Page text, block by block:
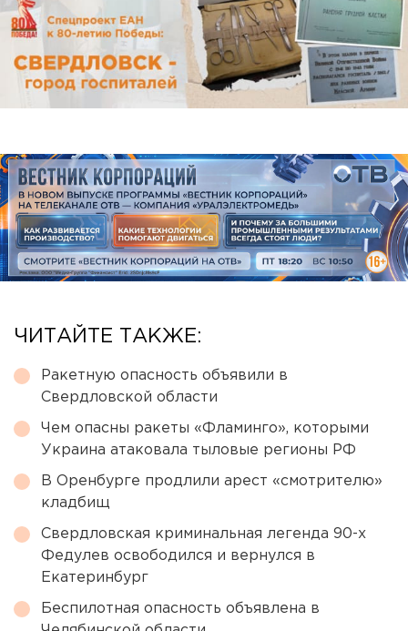
ЧИТАЙТЕ ТАКЖЕ:
Ракетную опасность объявили в
Свердловской области
Чем опасны ракеты «Фламинго», которыми
Украина атаковала тыловые регионы РФ
В Оренбурге продлили арест «смотрителю»
кладбищ
Свердловская криминальная легенда 90-х
Федулев освободился и вернулся в
Екатеринбург
Беспилотная опасность объявлена в